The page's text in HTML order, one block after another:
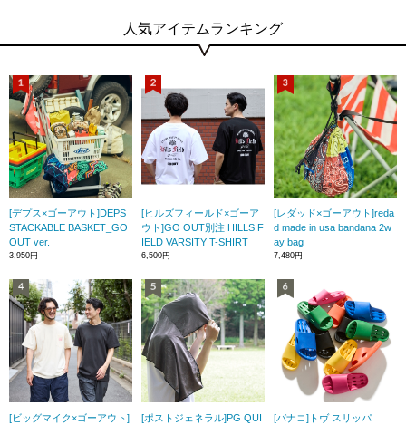
人気アイテムランキング
[デプス×ゴーアウト]DEPS
STACKABLE BASKET_GO
OUT ver.
3,950円
[ヒルズフィールド×ゴーア
ウト]GO OUT別注 HILLS F
IELD VARSITY T-SHIRT
6,500円
[レダッド×ゴーアウト]reda
d made in usa bandana 2w
ay bag
7,480円
[ビッグマイク×ゴーアウト]
[ポストジェネラル]PG QUI
[バナコ]トヴ スリッパ